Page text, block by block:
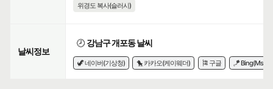
위경도 복사(슬러시)
날씨정보
🕗 강남구 개포동 날씨
🦖 네이버(기상청) 🐤 카카오(케이웨더) 🎏 구글 🪁 Bing(Msn)